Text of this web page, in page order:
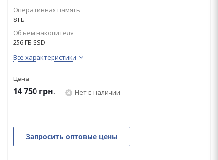
Оперативная память
8 ГБ
Объем накопителя
256 ГБ SSD
Все характеристики
Цена
14 750 грн. Нет в наличии
Запросить оптовые цены